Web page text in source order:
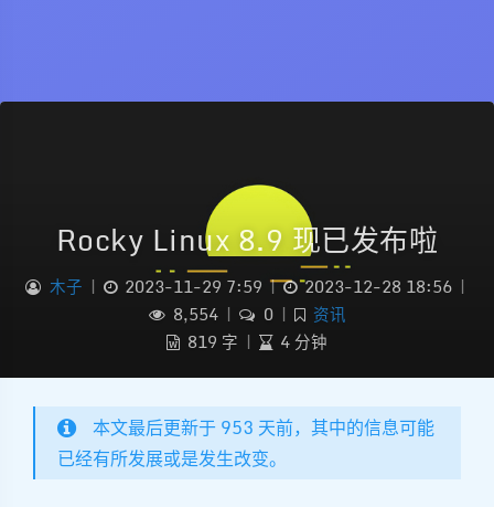
Rocky Linux 8.9 现已发布啦
木子 | 2023-11-29 7:59 | 2023-12-28 18:56 |
8,554 | 0 |
资讯
819 字 | 4 分钟
本文最后更新于 953 天前，其中的信息可能
已经有所发展或是发生改变。